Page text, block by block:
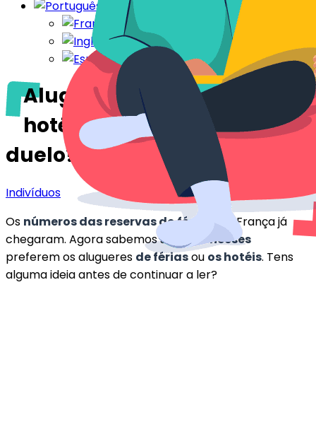
Alugueres de temporada e
hotéis: quem ganha o
duelo?
Indivíduos
Os números das reservas deférias
em França já
chegaram. Agora sabemos se os
franceses
preferem os alugueres de fériasou os hotéis. Tens
alguma ideia antes de continuar a ler?